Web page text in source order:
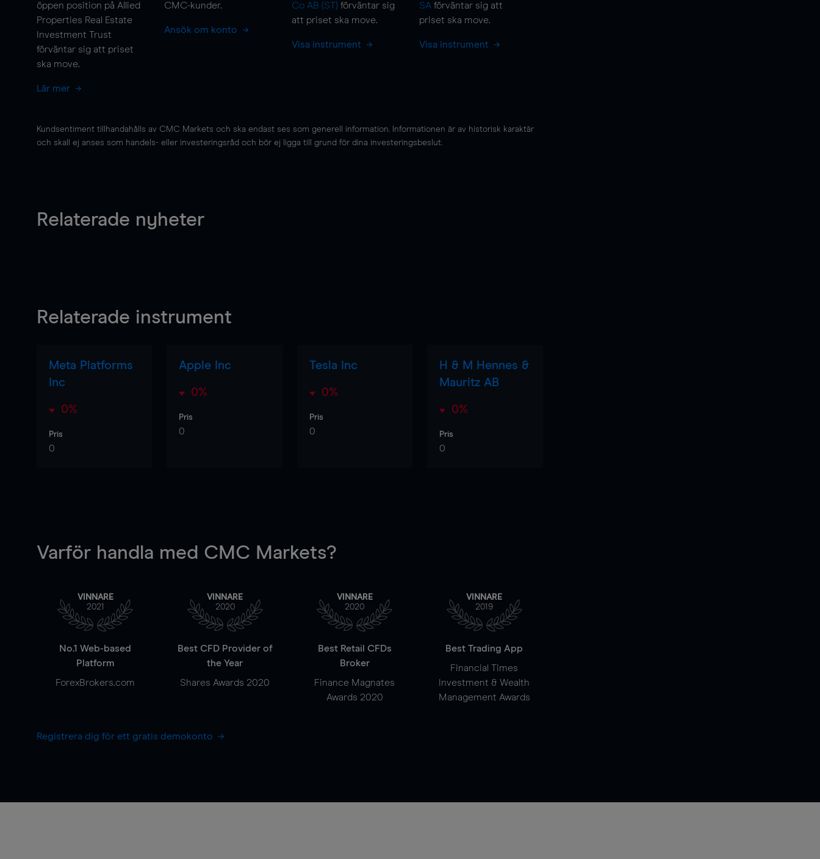
öppen position på Allied
Properties Real Estate
Investment Trust
förväntar sig att priset
ska move.
Lär mer
CMC-kunder.
Ansök om konto
Co AB (ST) förväntar sig
att priset ska move.
Visa instrument
SA förväntar sig att
priset ska move.
Visa instrument
Kundsentiment tillhandahålls av CMC Markets och ska endast ses som generell information. Informationen är av historisk karaktär
och skall ej anses som handels- eller investeringsråd och bör ej ligga till grund för dina investeringsbeslut.
Relaterade nyheter
Relaterade instrument
Meta Platforms
Inc
0%
Pris
0
Apple Inc
0%
Pris
0
Tesla Inc
0%
Pris
0
H & M Hennes &
Mauritz AB
0%
Pris
0
Varför handla med CMC Markets?
VINNARE
2021
No.1 Web-based
Platform
ForexBrokers.com
VINNARE
2020
Best CFD Provider of
the Year
Shares Awards 2020
VINNARE
2020
Best Retail CFDs
Broker
Finance Magnates
Awards 2020
VINNARE
2019
Best Trading App
Financial Times
Investment & Wealth
Management Awards
Registrera dig för ett gratis demokonto